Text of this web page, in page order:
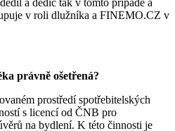
v roli dlužníka a FINEMO.CZ v
právně ošetřená?
prostředí spotřebitelských
s licencí od ČNB pro
na bydlení. K této činnosti je